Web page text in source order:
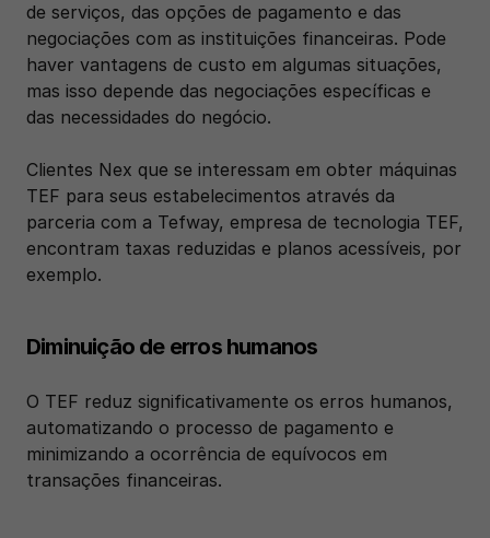
de serviços, das opções de pagamento e das
negociações com as instituições financeiras. Pode
haver vantagens de custo em algumas situações,
mas isso depende das negociações específicas e
das necessidades do negócio.
Clientes Nex que se interessam em obter máquinas
TEF para seus estabelecimentos através da
parceria com a Tefway, empresa de tecnologia TEF,
encontram taxas reduzidas e planos acessíveis, por
exemplo.
Diminuição de erros humanos
O TEF reduz significativamente os erros humanos,
automatizando o processo de pagamento e
minimizando a ocorrência de equívocos em
transações financeiras.